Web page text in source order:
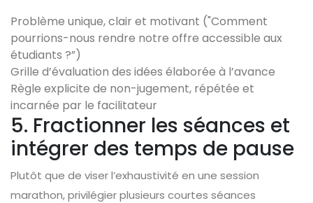
Problème unique, clair et motivant ("Comment
pourrions-nous rendre notre offre accessible aux
étudiants ?”)
Grille d’évaluation des idées élaborée à l’avance
Règle explicite de non-jugement, répétée et
incarnée par le facilitateur
5. Fractionner les séances et
intégrer des temps de pause
Plutôt que de viser l’exhaustivité en une session
marathon, privilégier plusieurs courtes séances